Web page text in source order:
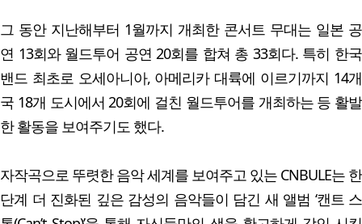
그 동안 지난해부터 1월까지 개최한 콘서트 무대는 일본 공
연 13회와 월드투어 공연 20회를 합쳐 총 33회다. 특히 한국
밴드 최초로 오세아니아, 아메리카 대륙에 이르기까지 14개
국 18개 도시에서 20회에 걸친 월드투어를 개최하는 등 활발
한 활동을 보여주기도 했다.
자작곡으로 뚜렷한 음악 세계를 보여주고 있는 CNBULE는 한
단계 더 진화된 깊은 감성의 음악들이 담긴 새 앨범 ‘캔트 스